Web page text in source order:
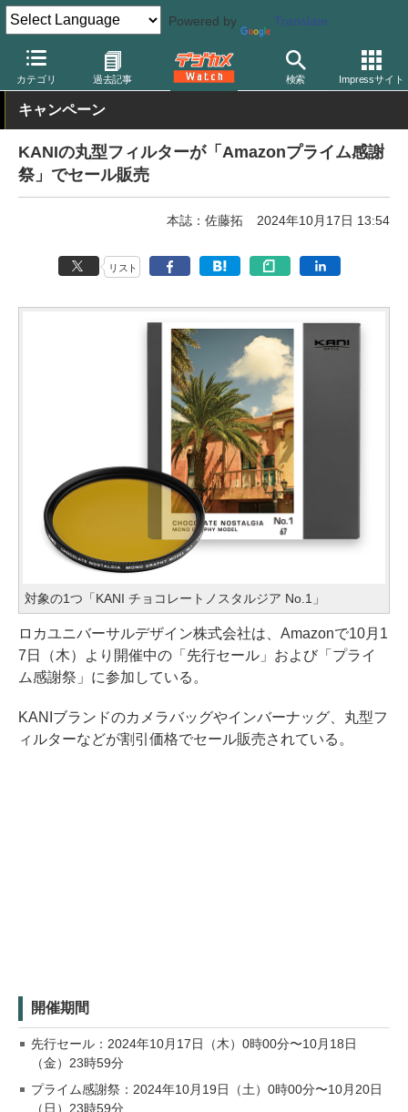
Powered by Translate
カテゴリ 過去記事 検索 Impressサイト
デジカメ Watch レンズ レンズフィルター カニ
キャンペーン
KANIの丸型フィルターが「Amazonプライム感謝
祭」でセール販売
本誌：佐藤拓 2024年10月17日 13:54
リスト
対象の1つ「KANI チョコレートノスタルジア No.1」
ロカユニバーサルデザイン株式会社は、Amazonで10月1
7日（木）より開催中の「先行セール」および「プライ
ム感謝祭」に参加している。
KANIブランドのカメラバッグやインバーナッグ、丸型フ
ィルターなどが割引価格でセール販売されている。
開催期間
先行セール：2024年10月17日（木）0時00分〜10月18日
（金）23時59分
プライム感謝祭：2024年10月19日（土）0時00分〜10月20日
（日）23時59分